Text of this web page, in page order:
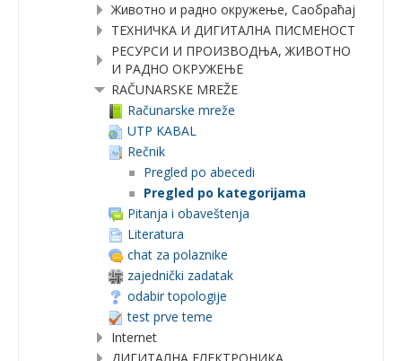
Животно и радно окружење, Саобраћај
ТЕХНИЧКА И ДИГИТАЛНА ПИСМЕНОСТ
РЕСУРСИ И ПРОИЗВОДЊА, ЖИВОТНО
И РАДНО ОКРУЖЕЊЕ
RAČUNARSKE MREŽE
Računarske mreže
UTP KABAL
Rečnik
Pregled po abecedi
Pregled po kategorijama
Pitanja i obaveštenja
Literatura
chat za polaznike
zajednički zadatak
odabir topologije
test prve teme
Internet